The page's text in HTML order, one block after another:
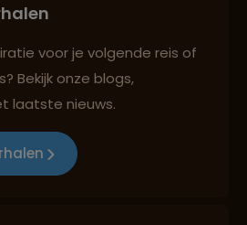
reisroutes
voor mens, cultuur en milieu
voor je volgende reis of
Bekijk onze blogs,
laatste nieuws.